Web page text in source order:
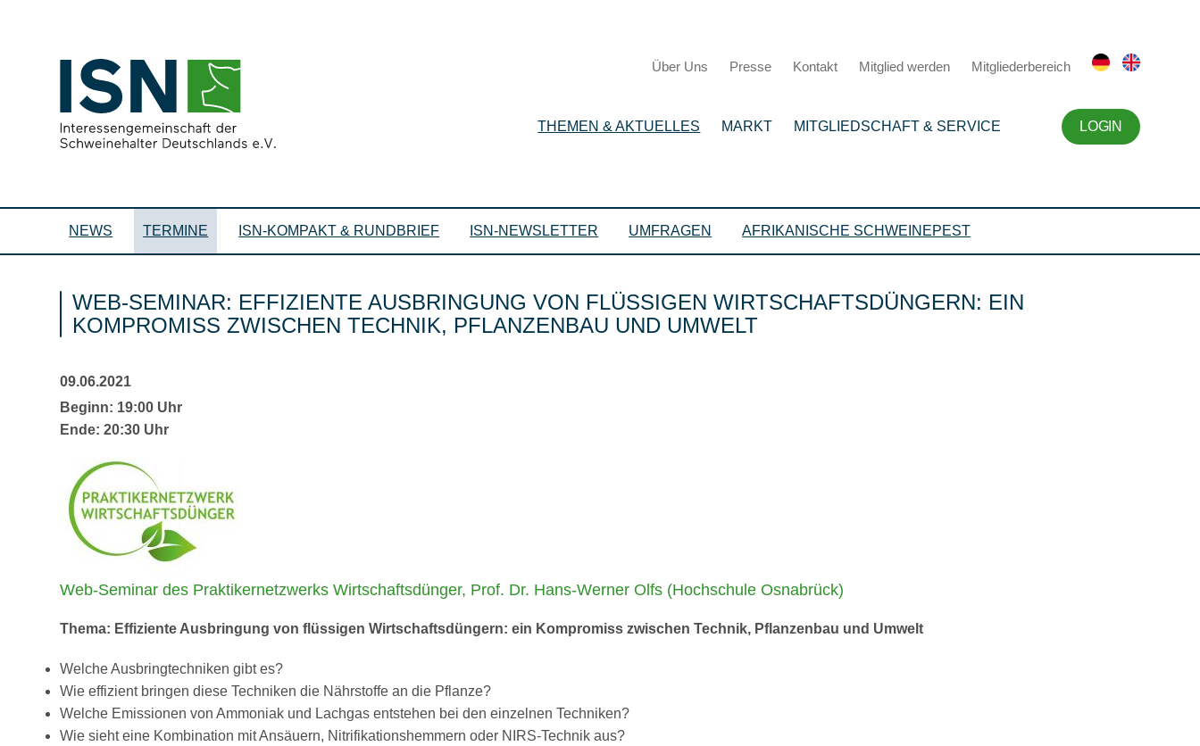
Über Uns Presse Kontakt Mitglied werden Mitgliederbereich
THEMEN & AKTUELLES MARKT MITGLIEDSCHAFT & SERVICE LOGIN
NEWS TERMINE ISN-KOMPAKT & RUNDBRIEF ISN-NEWSLETTER UMFRAGEN AFRIKANISCHE SCHWEINEPEST
WEB-SEMINAR: EFFIZIENTE AUSBRINGUNG VON FLÜSSIGEN WIRTSCHAFTSDÜNGERN: EIN
KOMPROMISS ZWISCHEN TECHNIK, PFLANZENBAU UND UMWELT
09.06.2021
Beginn: 19:00 Uhr
Ende: 20:30 Uhr
Web-Seminar des Praktikernetzwerks Wirtschaftsdünger, Prof. Dr. Hans-Werner Olfs (Hochschule Osnabrück)
Thema: Effiziente Ausbringung von flüssigen Wirtschaftsdüngern: ein Kompromiss zwischen Technik, Pflanzenbau und Umwelt
Welche Ausbringtechniken gibt es?
Wie effizient bringen diese Techniken die Nährstoffe an die Pflanze?
Welche Emissionen von Ammoniak und Lachgas entstehen bei den einzelnen Techniken?
Wie sieht eine Kombination mit Ansäuern, Nitrifikationshemmern oder NIRS-Technik aus?